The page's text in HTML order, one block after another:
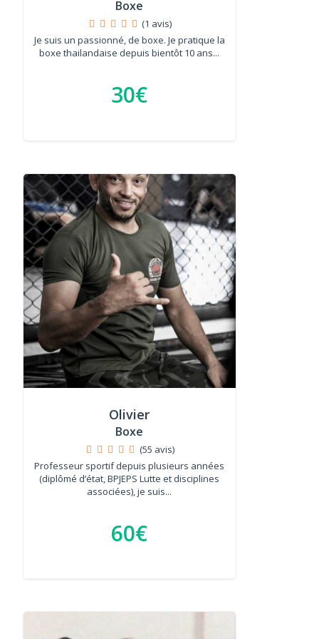
Boxe
(1 avis)
Je suis un passionné, de boxe. Je pratique la
boxe thailandaise depuis bientôt 10 ans...
30€
Olivier
Boxe
(55 avis)
Professeur sportif depuis plusieurs années
(diplômé d’état, BPJEPS Lutte et disciplines
associées), je suis...
60€